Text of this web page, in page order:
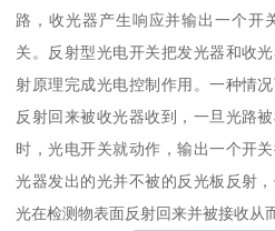
路，收光器产生响应并输出一个开
关。反射型光电开关把发光器和收
射原理完成光电控制作用。一种情
反射回来被收光器收到，一旦光路
时，光电开关就动作，输出一个开
光器发出的光并不被的反光板反射
光在检测物表面反射回来并被接收从